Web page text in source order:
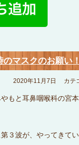
のマスクのお願い
2020年11月7日 カテ
もと耳鼻咽喉科の宮本
３波が、やってきてい